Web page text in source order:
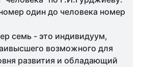
один до человека номер
семь - это индивидуум,
возможного для
развития и обладающий